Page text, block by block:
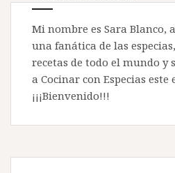
Mi nombre es Sara Blanco,
una fanática de las
recetas de todo el mundo y
a Cocinar con Especias este
¡¡¡Bienvenido!!!